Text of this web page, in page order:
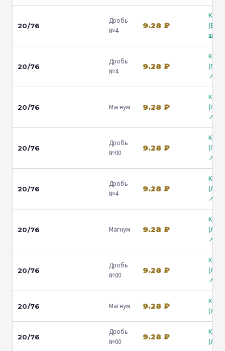
20/76
Дробь
№4
9.28 ₽
ш.) ↗
20/76
Дробь
№4
9.28 ₽
↗
20/76 Магнум 9.28 ₽
↗
20/76
Дробь
№00
9.28 ₽
↗
20/76
Дробь
№4
9.28 ₽
↗
20/76 Магнум 9.28 ₽
↗
20/76
Дробь
№00
9.28 ₽
↗
20/76 Магнум 9.28 ₽
20/76
Дробь
№00
9.28 ₽